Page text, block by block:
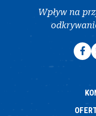
Wpływ na